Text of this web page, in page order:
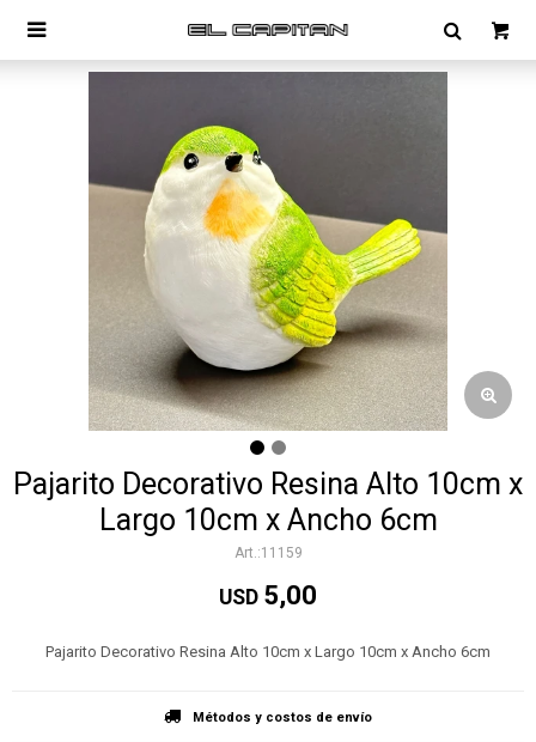

Pajarito Decorativo Resina Alto 10cm x
Largo 10cm x Ancho 6cm
11159
USD 5,00
Pajarito Decorativo Resina Alto 10cm x Largo 10cm x Ancho 6cm
Métodos y costos de envío